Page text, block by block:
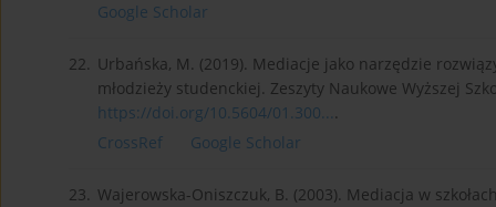
Google Scholar
22. Urbańska, M. (2019). Mediacje jako narzędzie
młodzieży studenckiej. Zeszyty Naukowe Wyższej
https://doi.org/10.5604/01.300....
CrossRef
Google Scholar
23. Wajerowska-Oniszczuk, B. (2003). Mediacja w